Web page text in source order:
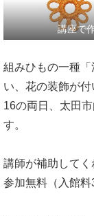
講座で
組みひもの一種
い、花の装飾が付
16の両日、太田
す。
講師が補助してく
参加無料（入館料